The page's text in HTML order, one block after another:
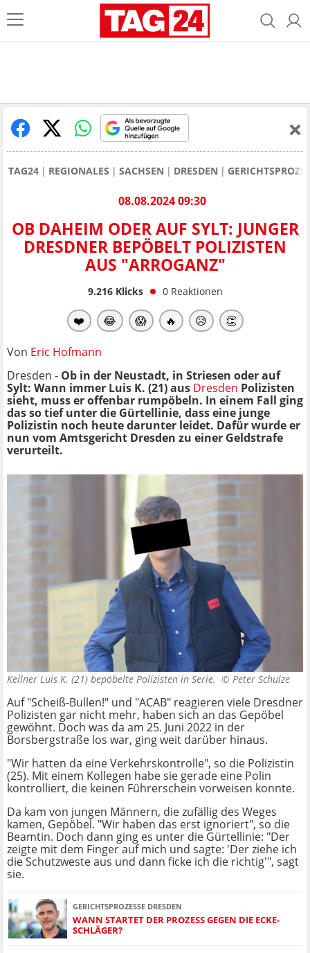
TAG24 REGIONALES SACHSEN DRESDEN
08.08.2024 09:30
OB DAHEIM ODER AUF SYLT: JUNGER
DRESDNER BEPÖBELT POLIZISTEN
AUS "ARROGANZ"
9.216Klicks 0 Reaktionen
❤️ 😂 😱 🔥 😥 👏
Von Eric Hofmann
Dresden - Ob in der Neustadt, in Striesen oder auf
Sylt: Wann immer Luis K. (21) aus Dresden Polizisten
sieht, muss er offenbar rumpöbeln. In einem Fall ging
das so tief unter die Gürtellinie, dass eine junge
Polizistin noch heute darunter leidet. Dafür wurde er
nun vom Amtsgericht Dresden zu einer Geldstrafe
verurteilt.
Kellner Luis K. (21) bepöbelte Polizisten in Serie. © Peter Schulze
Auf "Scheiß-Bullen!" und "ACAB" reagieren viele Dresdner
Polizisten gar nicht mehr, haben sich an das Gepöbel
gewöhnt. Doch was da am 25. Juni 2022 in der
Borsbergstraße los war, ging weit darüber hinaus.
"Wir hatten da eine Verkehrskontrolle", so die Polizistin
(25). Mit einem Kollegen habe sie gerade eine Polin
kontrolliert, die keinen Führerschein vorweisen konnte.
Da kam von jungen Männern, die zufällig des Weges
kamen, Gepöbel. "Wir haben das erst ignoriert", so die
Beamtin. Doch dann ging es unter die Gürtellinie: "Der
zeigte mit dem Finger auf mich und sagte: 'Der ziehe ich
die Schutzweste aus und dann ficke ich die richtig'", sagt
sie.
GERICHTSPROZESSE DRESDEN
WANN STARTET DER PROZESS GEGEN DIE ECKE-
SCHLÄGER?